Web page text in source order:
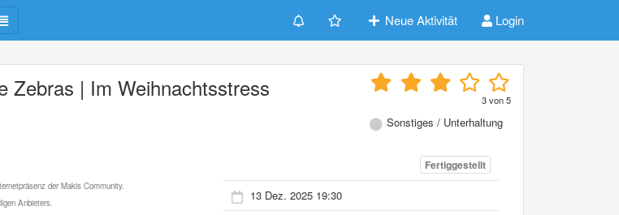
Neue Aktivität Login
Zebras | Im Weihnachtsstress 3von5
Sonstiges / Unterhaltung
der Makis Community.
Anbieters.
Fertiggestellt
13 Dez. 2025 19:30